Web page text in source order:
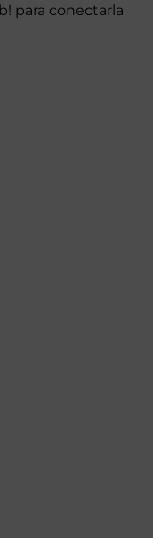
para conectarla